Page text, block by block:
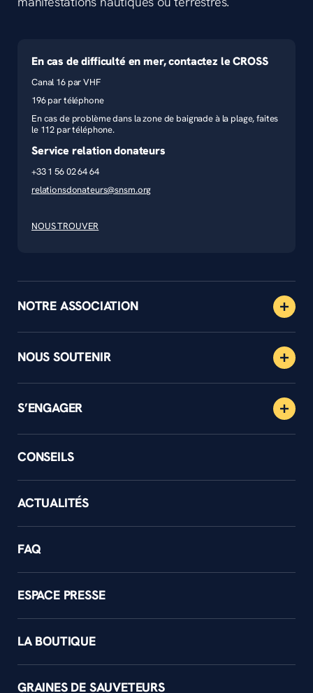
En cas de difficulté en mer, contactez le CROSS
Canal 16 par VHF
196 par téléphone
En cas de problème dans la zone de baignade à la plage, faites
le 112 par téléphone.
Service relation donateurs
+33 1 56 02 64 64
relationsdonateurs@snsm.org
NOUS TROUVER
NOTRE ASSOCIATION
NOUS SOUTENIR
S’ENGAGER
CONSEILS
ACTUALITÉS
FAQ
ESPACE PRESSE
LA BOUTIQUE
GRAINES DE SAUVETEURS